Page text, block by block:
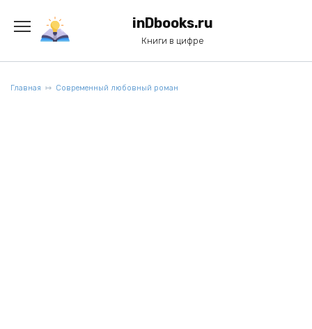
содержанию
inDbooks.ru
Книги в цифре
Главная Современный любовный роман